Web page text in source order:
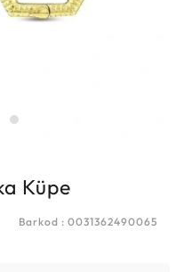
Küpe
Barkod : 0031362490065